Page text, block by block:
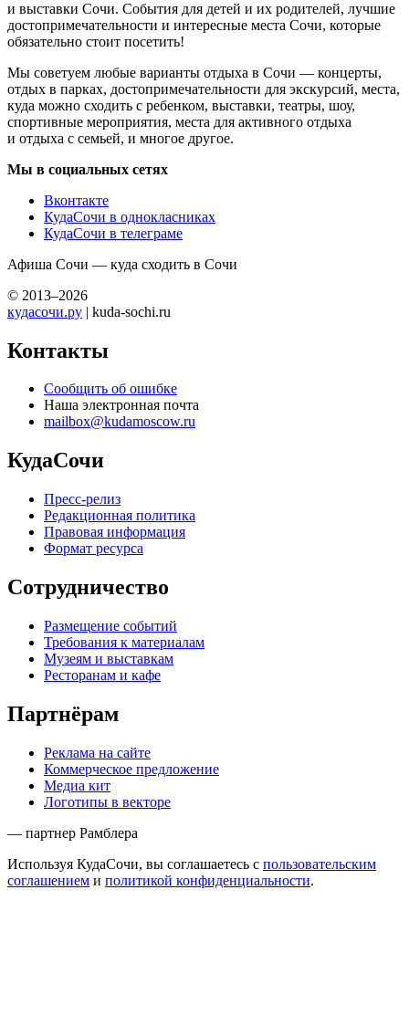
и выставки Сочи. События для детей и их родителей, лучшие
достопримечательности и интересные места Сочи, которые
обязательно стоит посетить!
Мы советуем любые варианты отдыха в Сочи — концерты,
отдых в парках, достопримечательности для экскурсий, места,
куда можно сходить с ребенком, выставки, театры, шоу,
спортивные мероприятия, места для активного отдыха
и отдыха с семьей, и многое другое.
Мы в социальных сетях
Вконтакте
КудаСочи в однокласниках
КудаСочи в телеграме
Афиша Сочи — куда сходить в Сочи
© 2013–2026
кудасочи.ру | kuda-sochi.ru
Контакты
Сообщить об ошибке
Наша электронная почта
mailbox@kudamoscow.ru
КудаСочи
Пресс-релиз
Редакционная политика
Правовая информация
Формат ресурса
Сотрудничество
Размещение событий
Требования к материалам
Музеям и выставкам
Ресторанам и кафе
Партнёрам
Реклама на сайте
Коммерческое предложение
Медиа кит
Логотипы в векторе
— партнер Рамблера
Используя КудаСочи, вы соглашаетесь с пользовательским
соглашением и политикой конфиденциальности.